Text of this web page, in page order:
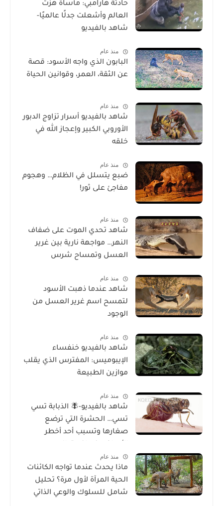
حادثة هارامبي: مأساة هزّت
العالم وأشعلت جدلًا عالميًا-
شاهد بالفيديو
منذ عام
البابون الذي واجه الأسود: قصة
عن الثقة، العمر، وقوانين الحياة
منذ عام
شاهد بالفيديو أسرار تزاوج الدبور
الأوروبي الكبير وإعجاز الله في
خلقه
منذ عام
ضبع يتسلل في الظلام… وهجوم
مفاجئ على ثور!
منذ عام
شاهد تحدي الموت على ضفاف
النهر… مواجهة نارية بين غرير
العسل وتمساح شرس
منذ عام
شاهد عندما ذهبت الأسود
لتمسح اسم غرير العسل من
الوجود
منذ عام
شاهد بالفيديو خنفساء
الإيبوميس: المفترس الذي يقلب
موازين الطبيعة
منذ عام
شاهد بالفيديو-🪰 الذبابة تسي
تسي… الحشرة التي ترضع
صغارها وتسبب أحد أخطر
منذ عام
ماذا يحدث عندما تواجه الكائنات
الحية المرآة لأول مرة؟ تحليل
شامل للسلوك والوعي الذاتي